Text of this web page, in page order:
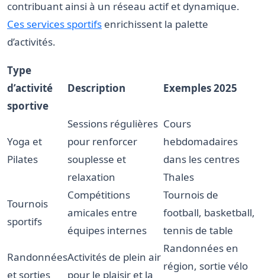
contribuant ainsi à un réseau actif et dynamique.
Ces services sportifs enrichissent la palette
d’activités.
Type
d’activité
sportive
Description Exemples 2025
Yoga et
Pilates
Sessions régulières
pour renforcer
souplesse et
relaxation
Cours
hebdomadaires
dans les centres
Thales
Tournois
sportifs
Compétitions
amicales entre
équipes internes
Tournois de
football, basketball,
tennis de table
Randonnées
et sorties
Activités de plein air
pour le plaisir et la
Randonnées en
région, sortie vélo